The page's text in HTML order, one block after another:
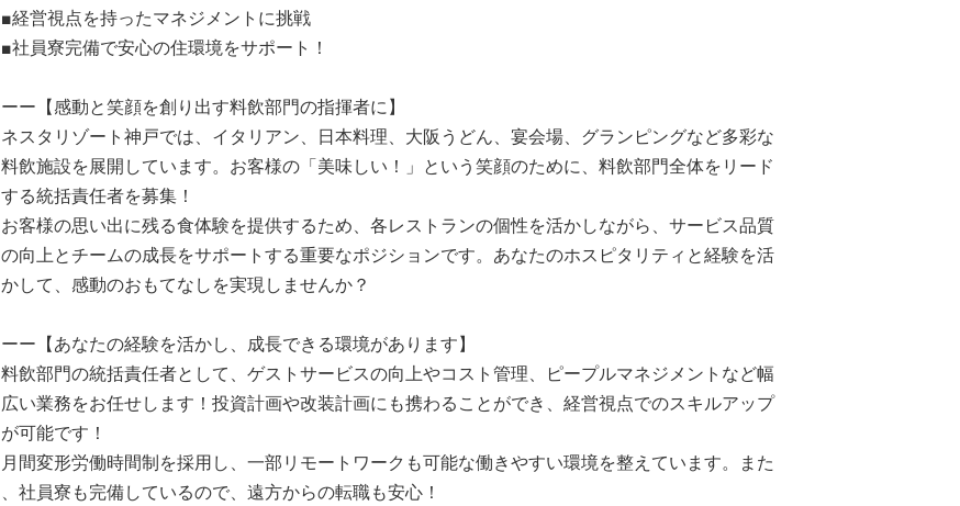
■経営視点を持ったマネジメントに挑戦
■社員寮完備で安心の住環境をサポート！
ーー【感動と笑顔を創り出す料飲部門の指揮者に】
ネスタリゾート神戸では、イタリアン、日本料理、大阪うどん、宴会場、グランピングなど多彩な
料飲施設を展開しています。お客様の「美味しい！」という笑顔のために、料飲部門全体をリード
する統括責任者を募集！
お客様の思い出に残る食体験を提供するため、各レストランの個性を活かしながら、サービス品質
の向上とチームの成長をサポートする重要なポジションです。あなたのホスピタリティと経験を活
かして、感動のおもてなしを実現しませんか？
ーー【あなたの経験を活かし、成長できる環境があります】
料飲部門の統括責任者として、ゲストサービスの向上やコスト管理、ピープルマネジメントなど幅
広い業務をお任せします！投資計画や改装計画にも携わることができ、経営視点でのスキルアップ
が可能です！
月間変形労働時間制を採用し、一部リモートワークも可能な働きやすい環境を整えています。また
、社員寮も完備しているので、遠方からの転職も安心！